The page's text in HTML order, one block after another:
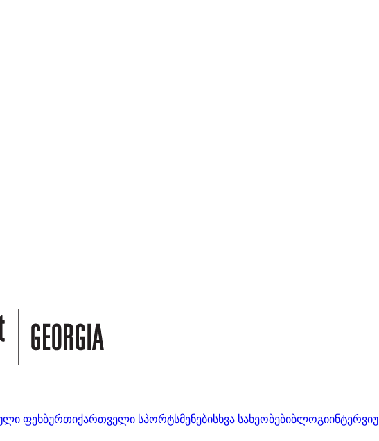
ფეხბურთიქართველი სპორტსმენებისხვა სახეობებიბლოგიინტერვიუ